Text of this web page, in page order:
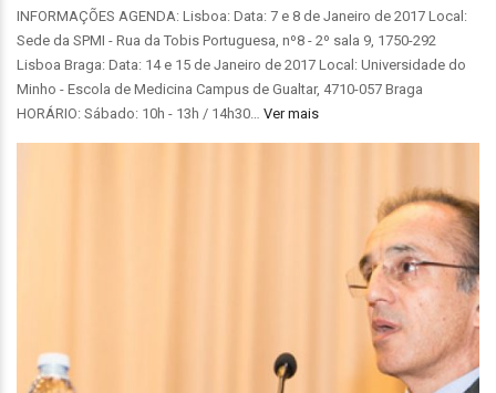
INFORMAÇÕES AGENDA: Lisboa: Data: 7 e 8 de Janeiro de 2017 Local:
Sede da SPMI - Rua da Tobis Portuguesa, nº8 - 2º sala 9, 1750-292
Lisboa Braga: Data: 14 e 15 de Janeiro de 2017 Local: Universidade do
Minho - Escola de Medicina Campus de Gualtar, 4710-057 Braga
HORÁRIO: Sábado: 10h - 13h / 14h30… Ver mais